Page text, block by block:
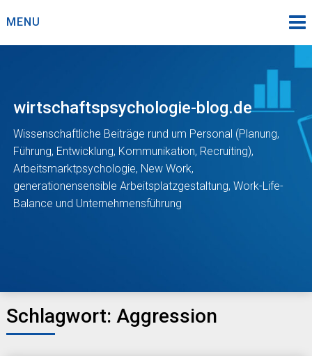
toMENU
wirtschaftspsychologie-blog.de
Wissenschaftliche Beiträge rund um Personal (Planung,
Führung, Entwicklung, Kommunikation, Recruiting),
Arbeitsmarktpsychologie, New Work,
generationensensible Arbeitsplatzgestaltung, Work-Life-
Balance und Unternehmensführung
Schlagwort: Aggression